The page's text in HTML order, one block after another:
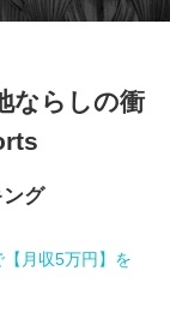
ならしの衝
ング
月収5万円】を